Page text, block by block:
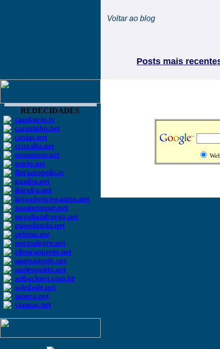
REDECIDADES
camboriu.tv
carazinho.net
caxias.net
cruzalta.net
espumoso.net
esteio.net
florianopolis.tv
guaiba.net
ibiruba.net
lagoadostrescantos.net
naometoque.net
novohamburgo.net
passofundo.net
pelotas.me
portoalegre.net
ribeiraopreto.net
santoangelo.net
saoleopoldo.net
selbachnet.com.br
soledade.net
tapera.net
viamao.net
Voltar ao blog
Posts mais